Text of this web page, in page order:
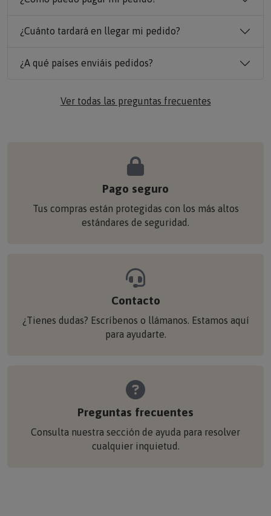
¿Cuánto tardará en llegar mi pedido?
¿A qué países enviáis pedidos?
Ver todas las preguntas frecuentes
Pago seguro
Tus compras están protegidas con los más altos
estándares de seguridad.
Contacto
¿Tienes dudas? Escríbenos o llámanos. Estamos aquí
para ayudarte.
Preguntas frecuentes
Consulta nuestra sección de ayuda para resolver
cualquier inquietud.